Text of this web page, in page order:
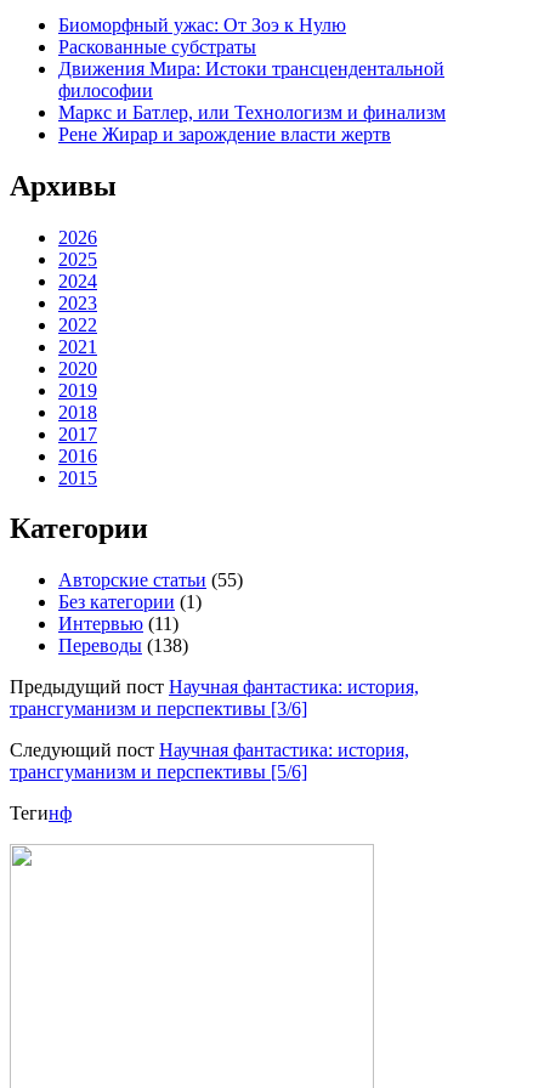
Биоморфный ужас: От Зоэ к Нулю
Раскованные субстраты
Движения Мира: Истоки трансцендентальной
философии
Маркс и Батлер, или Технологизм и финализм
Рене Жирар и зарождение власти жертв
Архивы
2026
2025
2024
2023
2022
2021
2020
2019
2018
2017
2016
2015
Категории
Авторские статьи (55)
Без категории (1)
Интервью (11)
Переводы (138)
Предыдущий пост Научная фантастика: история,
трансгуманизм и перспективы [3/6]
Следующий пост Научная фантастика: история,
трансгуманизм и перспективы [5/6]
Тегинф